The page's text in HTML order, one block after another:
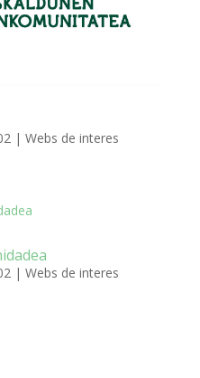
| Webs de interes
| Webs de interes